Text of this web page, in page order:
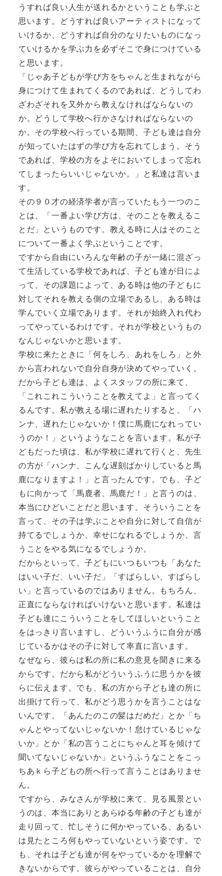
うすれば良い人生が送れるかということも学ぶと
思います。どうすれば良いアーティストになって
いけるか、どうすれば自分のなりたいものになっ
ていけるかを学ぶ力を必ずそこで身につけている
と思います。
「じゃあ子どもが学び方をちゃんと生まれながら
身につけて生まれてくるのであれば、どうしてわ
ざわざそれを又外から教えなければならないの
か。どうして学校へ行かさなければならないの
か。その学校へ行っている期間、子ども達は自分
が知っていたはずの学び方を忘れてしまう。そう
であれば、学校の方をよそにおいてしまって忘れ
てしまったらいいじゃないか。」と私達は言いま
す。
その９０才の経済学者が言っていたもう一つのこ
とは、「一番よい学び方は、そのことを教えるこ
とだ」というものです。教える時に人はそのこと
について一番よく学ぶということです。
ですから自由にいろんな年齢の子が一緒に混ざっ
て生活している学校であれば、子ども達が日によ
って、その課題によって、ある時は他の子どもに
対してそれを教える側の立場であるし、ある時は
学んでいく立場であります。それが始終入れ代わ
ってやっているわけです。それが学校というもの
なんじゃないかと思います。
学校に来たときに「何をしろ、あれをしろ」と外
から言われないで自分自身が決めてやっていく。
だから子ども達は、よくスタッフの所に来て、
「これこれこういうことを教えてよ」と言ってく
るんです。私が教える場に遅れたりすると、「ハ
ンナ、遅れたじゃないか！僕に馬鹿になれってい
うのか！」というようなことを言います。私が子
どもだった頃は、私が学校に遅れて行くと、先生
の方が「ハンナ、こんな遅刻ばかりしていると馬
鹿になりますよ！」と言ったんです。でも、子ど
もに向かって「馬鹿者、馬鹿だ！」と言うのは、
本当にひどいことだと思います。そういうことを
言って、その子は学ぶことや自分に対して自信が
持てるでしょうか、幸せになれるでしょうか、言
うことをやる気になるでしょうか。
だからといって、子どもにいつもいつも「あなた
はいい子だ、いい子だ」「すばらしい、すばらし
い」と言っているのではありません。もちろん、
正直にならなければいけないと思います。私達は
子ども達にこういうことをしてほしいということ
をはっきり言いますし、どういうふうに自分が感
じているかはその子に対して率直に言います。
なぜなら、彼らは私の所に私の意見を聞きに来る
からです。だから私がどういうふうに思うかを彼
らに伝えます。でも、私の方から子ども達の所に
出掛けて行って、私がどう思うかを言うことはな
いんです。「あんたのこの髪はだめだ」とか「ち
ゃんとやってないじゃないか！怠けているじゃな
いか」とか「私の言うことにちゃんと耳を傾けて
聞いてないじゃないか」というふうなことをこっ
ちあｋら子どもの所へ行って言うことはありませ
ん。
ですから、みなさんが学校に来て、見る風景とい
うのは、本当にありとあらゆる年齢の子ども達が
走り回って、忙しそうに何かやっている、あるい
は見たところ何もやっていないという姿です。で
も、それは子ども達が何をやっているかを理解で
きないからです。彼らがやっていることは、自分